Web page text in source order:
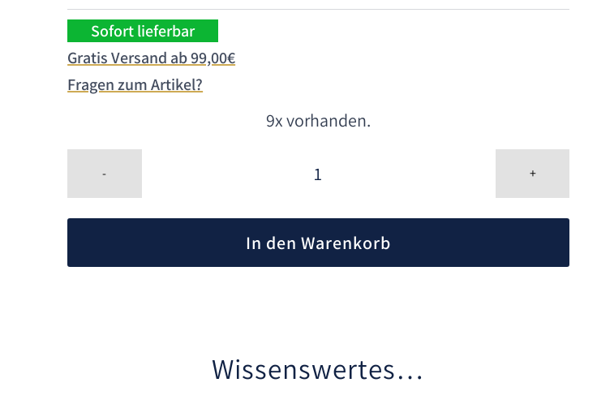
Sofort lieferbar
Gratis Versand ab 99,00€
Fragen zum Artikel?
9x vorhanden.
-
Dollar
Solomon
Islands
Feingold
+
In den Warenkorb
Wissenswertes…